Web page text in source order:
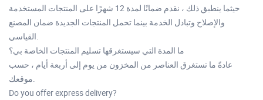
حيثما ينطبق ذلك ، نقدم ضمانًا لمدة 12 شهرًا على المنتجات المستخدمة
والإصلاح وتبادل الخدمة بينما تحمل المنتجات الجديدة ضمان المصنع
ما المدة التي سيستغرقها تسليم المنتجات الخاصة بي؟
عادةً ما تستغرق العناصر من المخزون من يوم إلى أربعة أيام ، حسب
Do you offer express delivery?